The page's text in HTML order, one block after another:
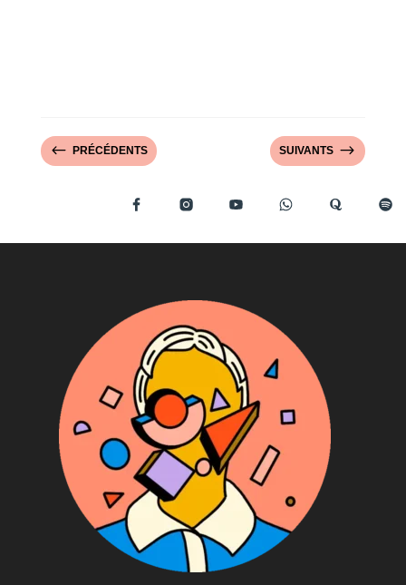
# PRÉCÉDENTS SUIVANTS $